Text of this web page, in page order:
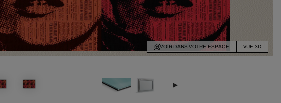
VOIR DANS VOTRE ESPACE VUE 3D